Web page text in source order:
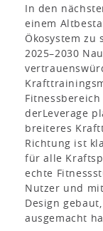
In den
einem
Ökosystem zu
2025–2030
derLeverage
breiteres
Richtung ist
für alle
echte
Nutzer und
Design
ausgemacht